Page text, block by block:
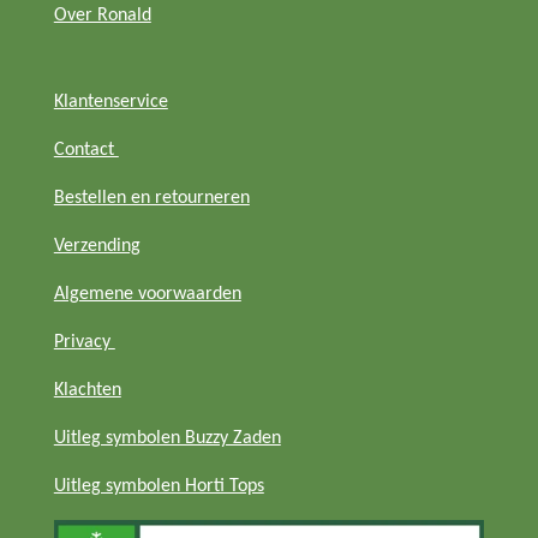
Over Ronald
Klantenservice
Contact
Bestellen en retourneren
Verzending
Algemene voorwaarden
Privacy
Klachten
Uitleg symbolen Buzzy Zaden
Uitleg symbolen Horti Tops